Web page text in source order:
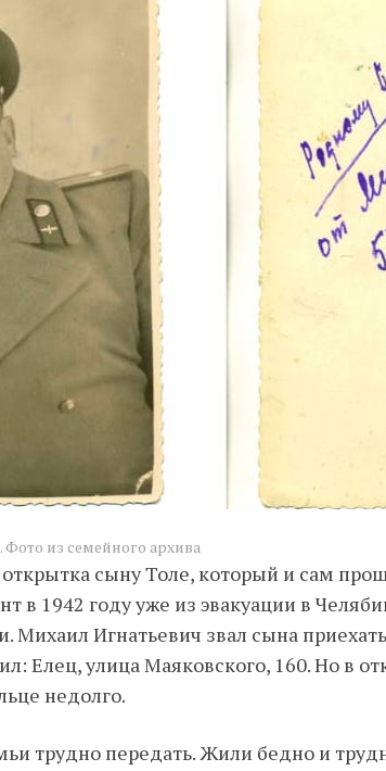
из семейного архива
сыну Толе, который и сам
в 1942 году уже из эвакуации в
Михаил Игнатьевич звал сына
Елец, улица Маяковского, 160. Но в
недолго.
трудно передать. Жили бедно и